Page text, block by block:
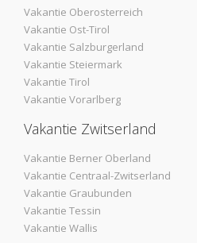
Vakantie Oberosterreich
Vakantie Ost-Tirol
Vakantie Salzburgerland
Vakantie Steiermark
Vakantie Tirol
Vakantie Vorarlberg
Vakantie Zwitserland
Vakantie Berner Oberland
Vakantie Centraal-Zwitserland
Vakantie Graubunden
Vakantie Tessin
Vakantie Wallis